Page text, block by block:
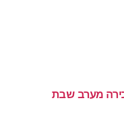
מערב שבת